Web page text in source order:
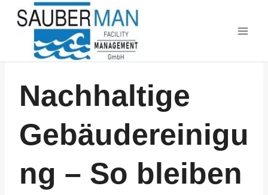
Zum
Inhalt
springen
Nachhaltige
Gebäudereinigu
ng – So bleiben